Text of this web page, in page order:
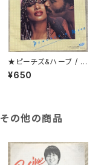
★ピーチズ&ハーブ / 恋
の誓い
¥650
その他の商品